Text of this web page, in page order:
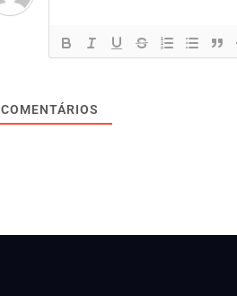
COMENTÁRIOS